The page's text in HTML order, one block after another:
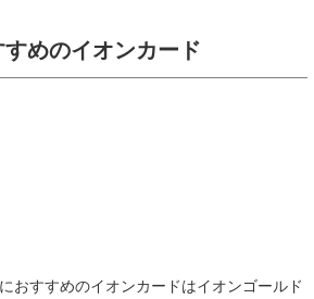
めのイオンカード
おすすめのイオンカードはイオンゴールド